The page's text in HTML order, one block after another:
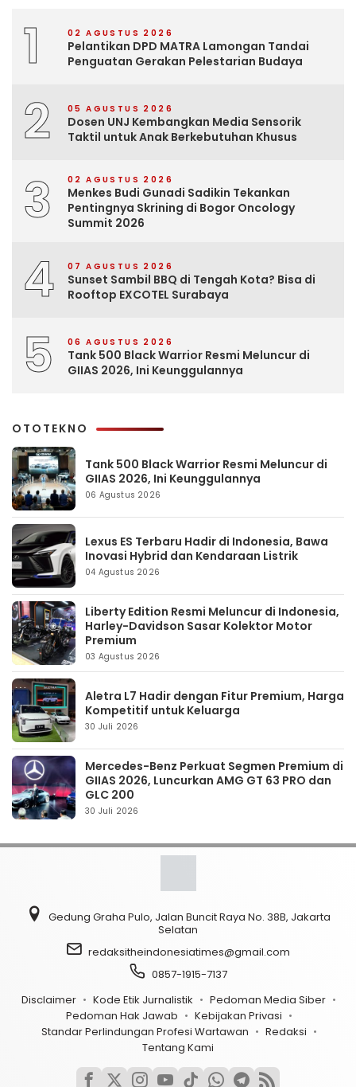
1 02 AGUSTUS 2026
Pelantikan DPD MATRA Lamongan Tandai
Penguatan Gerakan Pelestarian Budaya
2 05 AGUSTUS 2026
Dosen UNJ Kembangkan Media Sensorik
Taktil untuk Anak Berkebutuhan Khusus
3 02 AGUSTUS 2026
Menkes Budi Gunadi Sadikin Tekankan
Pentingnya Skrining di Bogor Oncology
Summit 2026
4 07 AGUSTUS 2026
Sunset Sambil BBQ di Tengah Kota? Bisa di
Rooftop EXCOTEL Surabaya
5 06 AGUSTUS 2026
Tank 500 Black Warrior Resmi Meluncur di
GIIAS 2026, Ini Keunggulannya
OTOTEKNO
Tank 500 Black Warrior Resmi Meluncur di
GIIAS 2026, Ini Keunggulannya
06 Agustus 2026
Lexus ES Terbaru Hadir di Indonesia, Bawa
Inovasi Hybrid dan Kendaraan Listrik
04 Agustus 2026
Liberty Edition Resmi Meluncur di Indonesia,
Harley-Davidson Sasar Kolektor Motor
Premium
03 Agustus 2026
Aletra L7 Hadir dengan Fitur Premium, Harga
Kompetitif untuk Keluarga
30 Juli 2026
Mercedes-Benz Perkuat Segmen Premium di
GIIAS 2026, Luncurkan AMG GT 63 PRO dan
GLC 200
30 Juli 2026
Gedung Graha Pulo, Jalan Buncit Raya No. 38B, Jakarta
Selatan
redaksitheindonesiatimes@gmail.com
0857-1915-7137
Disclaimer
Kode Etik Jurnalistik
Pedoman Media Siber
Pedoman Hak Jawab
Kebijakan Privasi
Standar Perlindungan Profesi Wartawan
Redaksi
Tentang Kami